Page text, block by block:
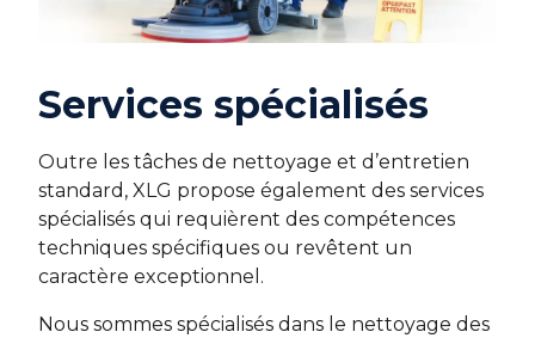
Services spécialisés
Outre les tâches de nettoyage et d’entretien
standard, XLG propose également des services
spécialisés qui requièrent des compétences
techniques spécifiques ou revêtent un
caractère exceptionnel.
Nous sommes spécialisés dans le nettoyage des